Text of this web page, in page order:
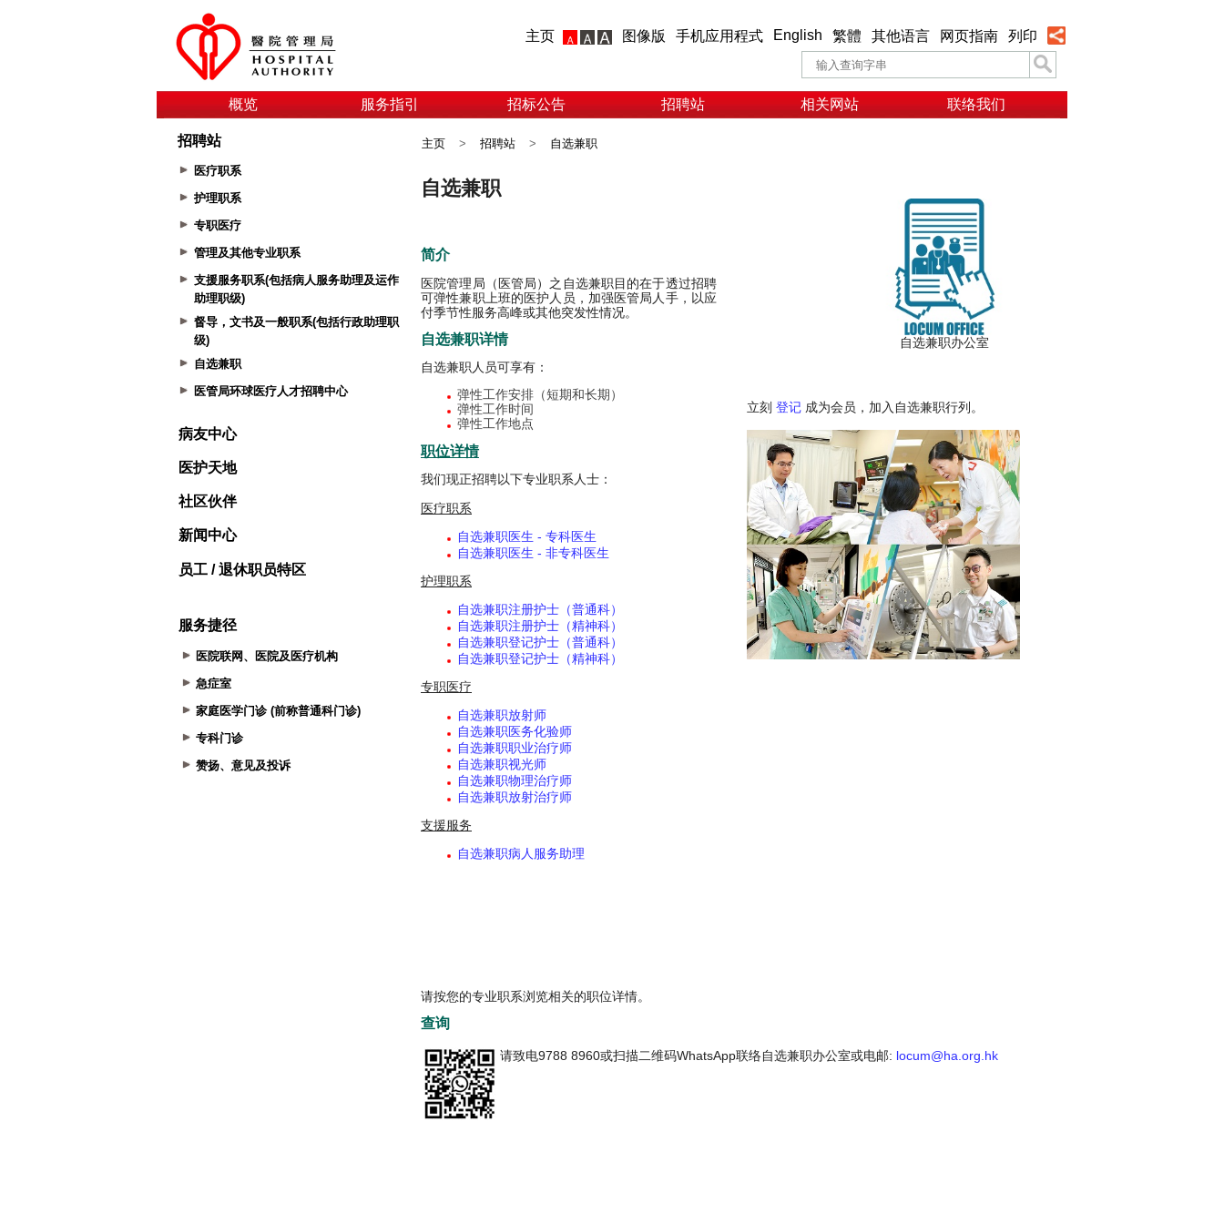
主页 图像版 手机应用程式 English 繁體 其他语言 网页指南 列印
概览 服务指引 招标公告 招聘站 相关网站 联络我们
招聘站
医疗职系
护理职系
专职医疗
管理及其他专业职系
支援服务职系(包括病人服务助理及运作
助理职级)
督导，文书及一般职系(包括行政助理职
级)
自选兼职
医管局环球医疗人才招聘中心
病友中心
医护天地
社区伙伴
新闻中心
员工 / 退休职员特区
服务捷径
医院联网、医院及医疗机构
急症室
家庭医学门诊 (前称普通科门诊)
专科门诊
赞扬、意见及投诉
主页 > 招聘站 > 自选兼职